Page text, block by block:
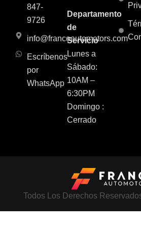
847-
9726
info@francoautomotors.com
Escríbenos
por
WhatsApp
Departamento
de
Servicio
Lunes a
Sábado:
10AM –
6:30PM
Domingo :
Cerrado
Todos Los Derechos